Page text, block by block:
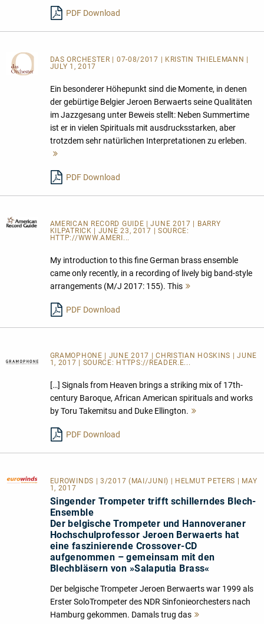
PDF Download
DAS ORCHESTER | 07-08/2017 | KRISTIN THIELEMANN |
JULY 1, 2017
Ein besonderer Höhepunkt sind die Momente, in denen
der gebürtige Belgier Jeroen Berwaerts seine Qualitäten
im Jazzgesang unter Beweis stellt: Neben Summertime
ist er in vielen Spirituals mit ausdrucksstarken, aber
trotzdem sehr natürlichen Interpretationen zu erleben.
PDF Download
AMERICAN RECORD GUIDE | JUNE 2017 | BARRY
KILPATRICK | JUNE 23, 2017 | SOURCE:
HTTP://WWW.AMERI...
My introduction to this fine German brass ensemble
came only recently, in a recording of lively big band-style
arrangements (M/J 2017: 155). This
PDF Download
GRAMOPHONE | JUNE 2017 | CHRISTIAN HOSKINS | JUNE
1, 2017 | SOURCE: HTTPS://READER.E...
[…] Signals from Heaven brings a striking mix of 17th-
century Baroque, African American spirituals and works
by Toru Takemitsu and Duke Ellington.
PDF Download
EUROWINDS
| 3/2017 (MAI/JUNI) | HELMUT PETERS | MAY
1, 2017
Singender Trompeter trifft schillerndes Blech-
Ensemble
Der belgische Trompeter und Hannoveraner
Hochschulprofessor Jeroen Berwaerts hat
eine faszinierende Crossover-CD
aufgenommen – gemeinsam mit den
Blechbläsern von »Salaputia Brass«
Der belgische Trompeter Jeroen Berwaerts war 1999 als
Erster SoloTrompeter des NDR Sinfonieorchesters nach
Hamburg gekommen. Damals trug das